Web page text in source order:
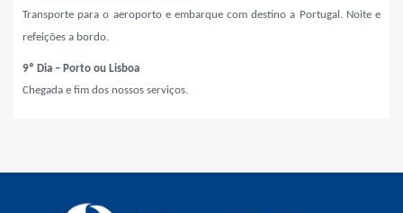
Transporte para o aeroporto e embarque com destino a Portugal. Noite e
refeições a bordo.
9º Dia – Porto ou Lisboa
Chegada e fim dos nossos serviços.